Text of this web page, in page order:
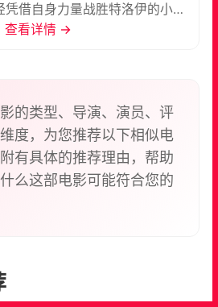
借自身力量战胜特洛伊的小鱼
起拯救大家的重任，但这次形势
训练成能运用海洋力量的战斗
操之过急，强化训练并没有取得
家疲惫不堪，对未来的挑战感到
特洛伊看准机会，强迫一个被他
装打扮，前去离间小派与珊瑚礁
活的本能，罗尼不得不昧着良心
整理思绪，回到了珊瑚礁。这
被揭穿，事情变得更加棘手——
查看详情 →
的类型、导演、演员、评
度，为您推荐以下相似电
有具体的推荐理由，帮助
么这部电影可能符合您的